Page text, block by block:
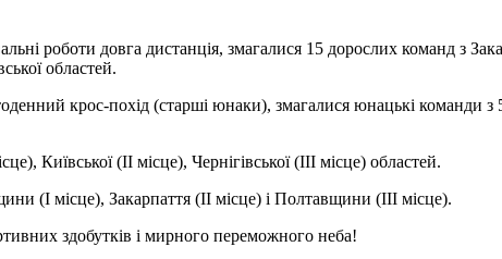
роботи довга дистанція, змагалися 15 дорослих команд з
областей.
крос-похід (старші юнаки), змагалися юнацькі команди з
Київської (ІІ місце), Чернігівської (ІІІ місце) областей.
(І місце), Закарпаття (ІІ місце) і Полтавщини (ІІІ місце).
здобутків і мирного переможного неба!